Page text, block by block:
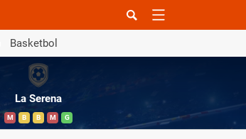
Basketbol
La Serena
M B B M G